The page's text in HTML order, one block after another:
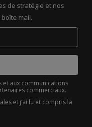
de stratégie et nos
mail.
et aux communications
commerciaux.
et j’ai lu et compris la